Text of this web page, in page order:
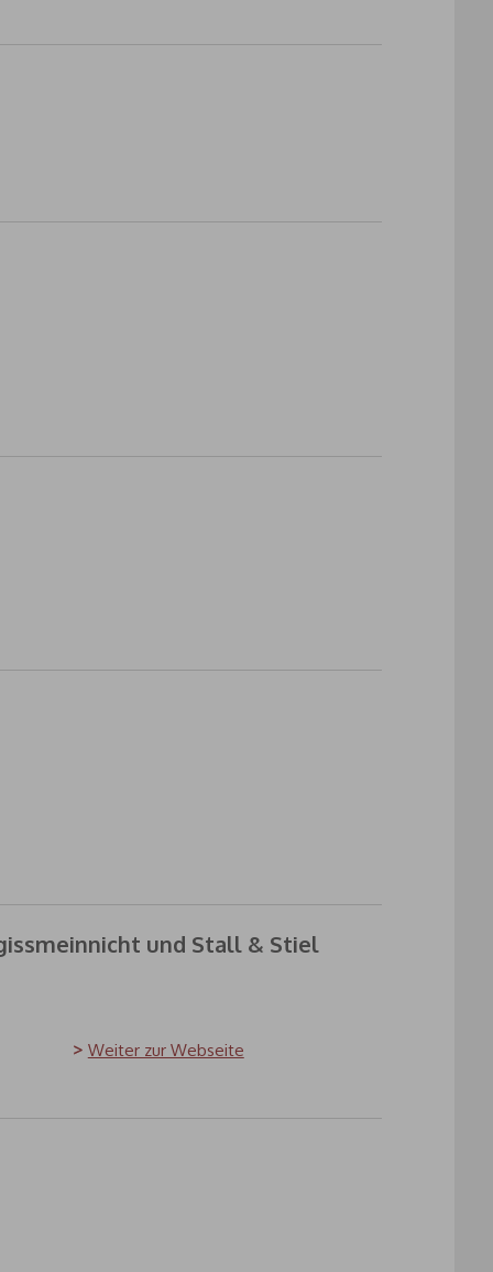
und Stall & Stiel
Weiter zur Webseite